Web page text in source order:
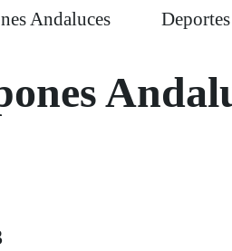
Andaluces Deportes